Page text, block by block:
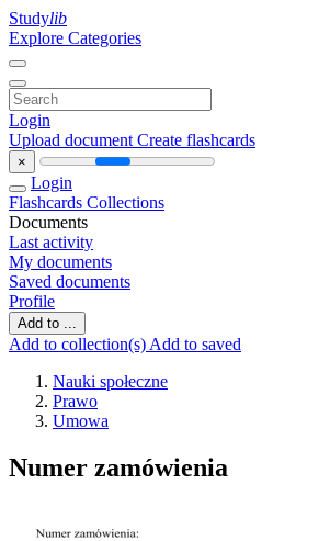
Studylib
Explore Categories
Login
Upload document Create flashcards
×
Login
Flashcards Collections
Documents
Last activity
My documents
Saved documents
Profile
Add to ...
Add to collection(s) Add to saved
Nauki społeczne
Prawo
Umowa
Numer zamówienia